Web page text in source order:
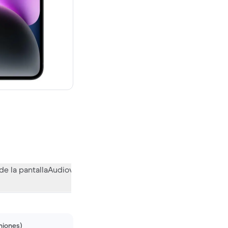
vale 739,00 €
la pantallaAudiovisual